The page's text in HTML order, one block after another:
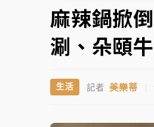
故宮《龍藏經》特
台東農業處長涉圖
女律師陳昱瑄詐慈
▲
▼
麻辣鍋掀
涮、朵頤
生活 記者 美樂蒂 |